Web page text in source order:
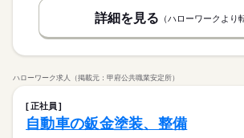
詳細を見る （ハローワークより
ハローワーク求人（掲載元：甲府公共職業安定所）
正社員
自動車の鈑金塗装、整備